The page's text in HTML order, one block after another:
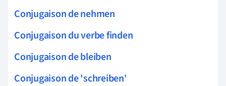
Conjugaison de nehmen
Conjugaison du verbe finden
Conjugaison de bleiben
Conjugaison de 'schreiben'